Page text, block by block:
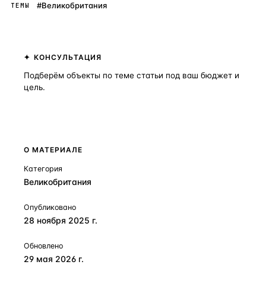
ТЕМЫ #Великобритания
КОНСУЛЬТАЦИЯ
Подберём объекты по теме статьи под ваш бюджет и
цель.
О МАТЕРИАЛЕ
Категория
Великобритания
Опубликовано
28 ноября 2025 г.
Обновлено
29 мая 2026 г.